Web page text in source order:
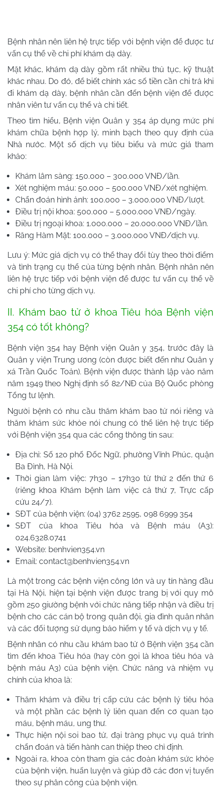
Bệnh nhân nên liên hệ trực tiếp với bệnh viện để được tư
vấn cụ thể về chi phí khám dạ dày.
Mặt khác, khám dạ dày gồm rất nhiều thủ tục, kỹ thuật
khác nhau. Do đó, để biết chính xác số tiền cần chi trả khi
đi khám dạ dày, bệnh nhân cần đến bệnh viện để được
nhân viên tư vấn cụ thể và chi tiết.
Theo tìm hiểu, Bệnh viện Quân y 354 áp dụng mức phí
khám chữa bệnh hợp lý, minh bạch theo quy định của
Nhà nước. Một số dịch vụ tiêu biểu và mức giá tham
khảo:
Khám lâm sàng: 150.000 – 300.000 VNĐ/lần.
Xét nghiệm máu: 50.000 – 500.000 VNĐ/xét nghiệm.
Chẩn đoán hình ảnh: 100.000 – 3.000.000 VNĐ/lượt.
Điều trị nội khoa: 500.000 – 5.000.000 VNĐ/ngày.
Điều trị ngoại khoa: 1.000.000 – 20.000.000 VNĐ/lần.
Răng Hàm Mặt: 100.000 – 3.000.000 VNĐ/dịch vụ.
Lưu ý: Mức giá dịch vụ có thể thay đổi tùy theo thời điểm
và tình trạng cụ thể của từng bệnh nhân. Bệnh nhân nên
liên hệ trực tiếp với bệnh viện để được tư vấn cụ thể về
chi phí cho từng dịch vụ.
II. Khám bao tử ở khoa Tiêu hóa Bệnh viện
354 có tốt không?
Bệnh viện 354 hay Bệnh viện Quân y 354, trước đây là
Quân y viện Trung ương (còn được biết đến như Quân y
xá Trần Quốc Toản). Bệnh viện được thành lập vào năm
năm 1949 theo Nghị định số 82/NĐ của Bộ Quốc phòng
Tổng tư lệnh.
Người bệnh có nhu cầu thăm khám bao tử nói riêng và
thăm khám sức khỏe nói chung có thể liên hệ trực tiếp
với Bệnh viện 354 qua các cổng thông tin sau:
Địa chỉ: Số 120 phố Đốc Ngữ, phường Vĩnh Phúc, quận
Ba Đình, Hà Nội.
Thời gian làm việc: 7h30 – 17h30 từ thứ 2 đến thứ 6
(riêng khoa Khám bệnh làm việc cả thứ 7, Trực cấp
cứu 24/7).
SĐT của bệnh viện: (04) 3762 2595, 098 6999 354
SĐT của khoa Tiêu hóa và Bệnh máu (A3):
024.6328.0741
Website: benhvien354.vn
Email: contact@benhvien354.vn
Là một trong các bệnh viện công lớn và uy tín hàng đầu
tại Hà Nội, hiện tại bệnh viện được trang bị với quy mô
gồm 250 giường bệnh với chức năng tiếp nhận và điều trị
bệnh cho các cán bộ trong quân đội, gia đình quân nhân
và các đối tượng sử dụng bảo hiểm y tế và dịch vụ y tế.
Bệnh nhân có nhu cầu khám bao tử ở Bệnh viện 354 cần
tìm đến khoa Tiêu hóa (hay còn gọi là khoa tiêu hóa và
bệnh máu A3) của bệnh viện. Chức năng và nhiệm vụ
chính của khoa là:
Thăm khám và điều trị cấp cứu các bệnh lý tiêu hóa
và một phần các bệnh lý liên quan đến cơ quan tạo
máu, bệnh máu, ung thư.
Thực hiện nội soi bao tử, đại tràng phục vụ quá trình
chẩn đoán và tiến hành can thiệp theo chỉ định.
Ngoài ra, khoa còn tham gia các đoàn khám sức khỏe
của bệnh viện, huấn luyện và giúp đỡ các đơn vị tuyến
theo sự phân công của bệnh viện.